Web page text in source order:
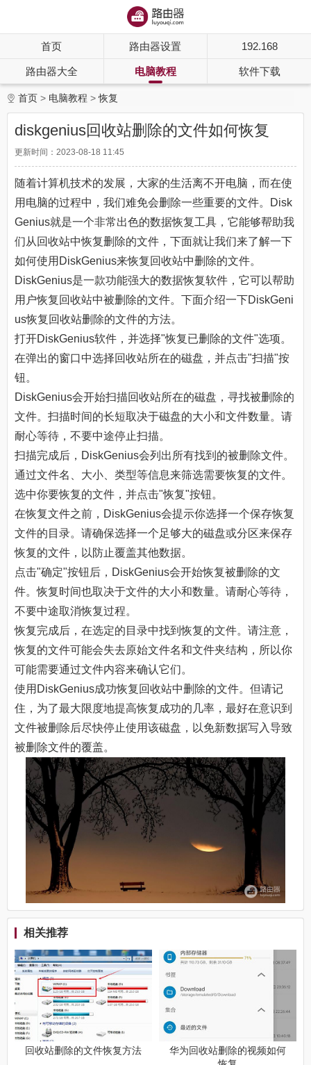
首页 路由器设置 192.168
路由器大全 电脑教程 软件下载
首页 电脑教程 恢复
diskgenius回收站删除的文件如何恢复
更新时间：2023-08-18 11:45
随着计算机技术的发展，大家的生活离不开电脑，而在使
用电脑的过程中，我们难免会删除一些重要的文件。Disk
Genius就是一个非常出色的数据恢复工具，它能够帮助我
们从回收站中恢复删除的文件，下面就让我们来了解一下
如何使用DiskGenius来恢复回收站中删除的文件。
DiskGenius是一款功能强大的数据恢复软件，它可以帮助
用户恢复回收站中被删除的文件。下面介绍一下DiskGeni
us恢复回收站删除的文件的方法。
打开DiskGenius软件，并选择"恢复已删除的文件"选项。
在弹出的窗口中选择回收站所在的磁盘，并点击"扫描"按
钮。
DiskGenius会开始扫描回收站所在的磁盘，寻找被删除的
文件。扫描时间的长短取决于磁盘的大小和文件数量。请
耐心等待，不要中途停止扫描。
扫描完成后，DiskGenius会列出所有找到的被删除文件。
通过文件名、大小、类型等信息来筛选需要恢复的文件。
选中你要恢复的文件，并点击"恢复"按钮。
在恢复文件之前，DiskGenius会提示你选择一个保存恢复
文件的目录。请确保选择一个足够大的磁盘或分区来保存
恢复的文件，以防止覆盖其他数据。
点击"确定"按钮后，DiskGenius会开始恢复被删除的文
件。恢复时间也取决于文件的大小和数量。请耐心等待，
不要中途取消恢复过程。
恢复完成后，在选定的目录中找到恢复的文件。请注意，
恢复的文件可能会失去原始文件名和文件夹结构，所以你
可能需要通过文件内容来确认它们。
使用DiskGenius成功恢复回收站中删除的文件。但请记
住，为了最大限度地提高恢复成功的几率，最好在意识到
文件被删除后尽快停止使用该磁盘，以免新数据写入导致
被删除文件的覆盖。
相关推荐
回收站删除的文件恢复方法
华为回收站删除的视频如何